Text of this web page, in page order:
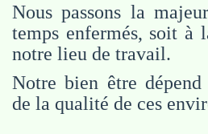
Nous passons la
temps enfermés, soit à
notre lieu de travail.
Notre bien être dépend
de la qualité de ces